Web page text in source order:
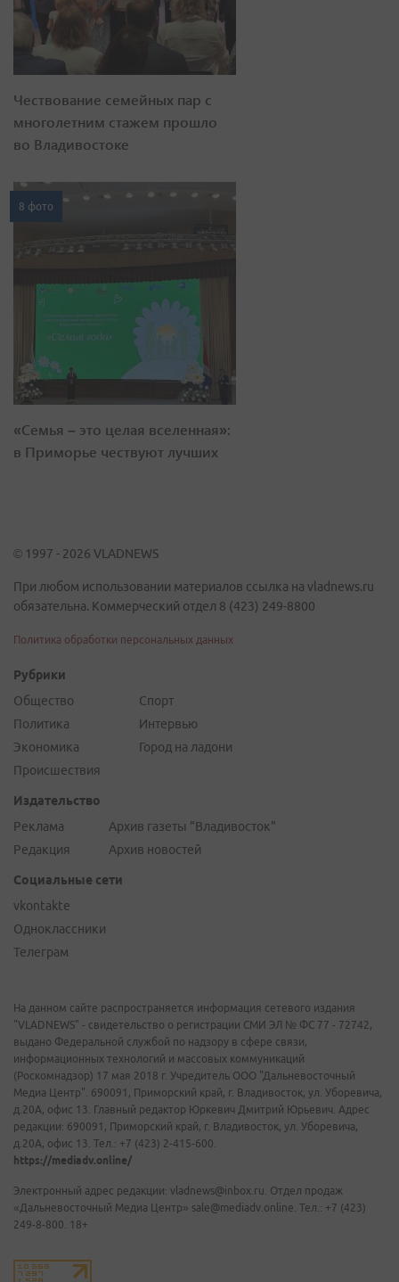
Чествование семейных пар с
многолетним стажем прошло
во Владивостоке
8 фото
«Семья – это целая вселенная»:
в Приморье чествуют лучших
© 1997 - 2026 VLADNEWS
При любом использовании материалов ссылка на vladnews.ru
обязательна. Коммерческий отдел 8 (423) 249-8800
Политика обработки персональных данных
Рубрики
Общество
Политика
Экономика
Происшествия
Спорт
Интервью
Город на ладони
Издательство
Реклама
Редакция
Архив газеты "Владивосток"
Архив новостей
Социальные сети
vkontakte
Одноклассники
Телеграм
На данном сайте распространяется информация сетевого издания
"VLADNEWS" - свидетельство о регистрации СМИ ЭЛ № ФС 77 - 72742,
выдано Федеральной службой по надзору в сфере связи,
информационных технологий и массовых коммуникаций
(Роскомнадзор) 17 мая 2018 г. Учредитель ООО "Дальневосточный
Медиа Центр". 690091, Приморский край, г. Владивосток, ул. Уборевича,
д.20А, офис 13. Главный редактор Юркевич Дмитрий Юрьевич. Адрес
редакции: 690091, Приморский край, г. Владивосток, ул. Уборевича,
д.20А, офис 13. Тел.: +7 (423) 2-415-600.
https://mediadv.online/
Электронный адрес редакции: vladnews@inbox.ru. Отдел продаж
«Дальневосточный Медиа Центр» sale@mediadv.online. Тел.: +7 (423)
249-8-800. 18+